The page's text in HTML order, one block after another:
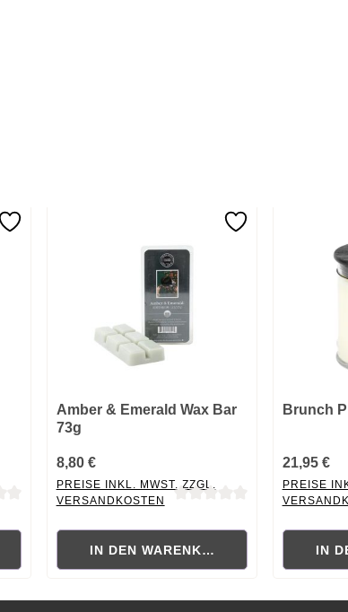
Amber & Emerald Wax Bar
73g
8,80 €
PREISE INKL. MWST. ZZGL.
VERSANDKOSTEN
IN DEN WARENKORB
Brunch
21,95 €
PREISE
IN